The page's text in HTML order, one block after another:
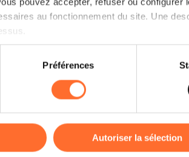
au fonctionnement du site. Une
sur le site et certaines fonctionnalités (ex
ou des cookies non nécessaires.
Préférences
Autoriser la sélection
RAK Porcelain
RTL Lëtzebuerg
SDK -
Sodexo
Ainsi que les lycées